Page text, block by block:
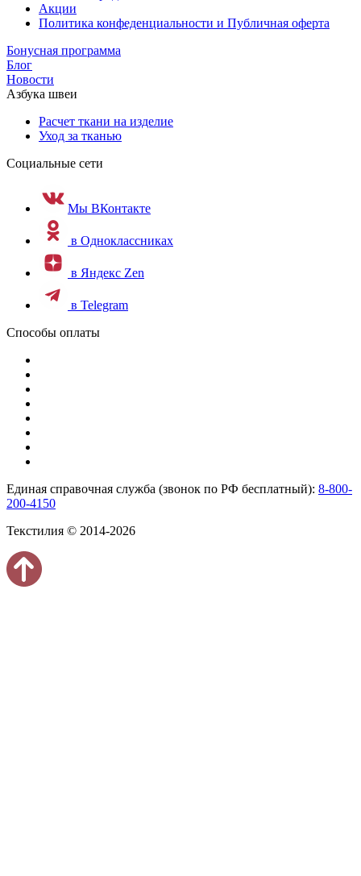
Акции
Политика конфеденциальности и Публичная оферта
Бонусная программа
Блог
Новости
Азбука швеи
Расчет ткани на изделие
Уход за тканью
Социальные сети
Мы ВКонтакте
в Одноклассниках
в Яндекс Zen
в Telegram
Способы оплаты
Единая справочная служба (звонок по РФ бесплатный): 8-800-
200-4150
Текстилия © 2014-2026